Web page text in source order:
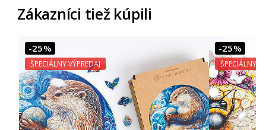
Zákazníci tiež kúpili
-25%
ŠPECIÁLNY VÝPREDAJ
-25%
ŠPECIÁLNY